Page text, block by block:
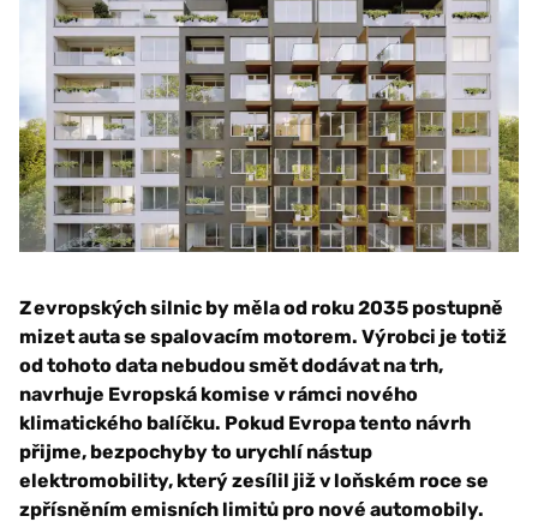
Z evropských silnic by měla od roku 2035 postupně
mizet auta se spalovacím motorem. Výrobci je totiž
od tohoto data nebudou smět dodávat na trh,
navrhuje Evropská komise v rámci nového
klimatického balíčku. Pokud Evropa tento návrh
přijme, bezpochyby to urychlí nástup
elektromobility, který zesílil již v loňském roce se
zpřísněním emisních limitů pro nové automobily.